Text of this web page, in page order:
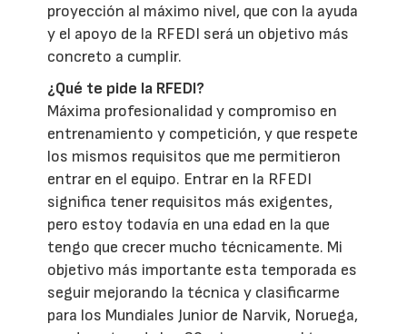
proyección al máximo nivel, que con la ayuda
y el apoyo de la RFEDI será un objetivo más
concreto a cumplir.
¿Qué te pide la RFEDI?
Máxima profesionalidad y compromiso en
entrenamiento y competición, y que respete
los mismos requisitos que me permitieron
entrar en el equipo. Entrar en la RFEDI
significa tener requisitos más exigentes,
pero estoy todavía en una edad en la que
tengo que crecer mucho técnicamente. Mi
objetivo más importante esta temporada es
seguir mejorando la técnica y clasificarme
para los Mundiales Junior de Narvik, Noruega,